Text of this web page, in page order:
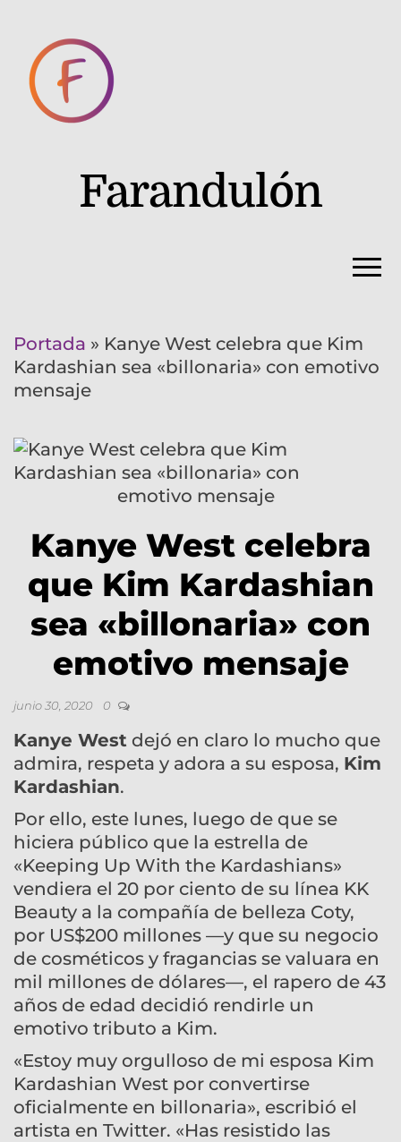
Farandulón
Portada » Kanye West celebra que Kim
Kardashian sea «billonaria» con emotivo
mensaje
Kanye West celebra
que Kim Kardashian
sea «billonaria» con
emotivo mensaje
junio 30, 2020 0
Kanye West dejó en claro lo mucho que
admira, respeta y adora a su esposa, Kim
Kardashian.
Por ello, este lunes, luego de que se
hiciera público que la estrella de
«Keeping Up With the Kardashians»
vendiera el 20 por ciento de su línea KK
Beauty a la compañía de belleza Coty,
por US$200 millones —y que su negocio
de cosméticos y fragancias se valuara en
mil millones de dólares—, el rapero de 43
años de edad decidió rendirle un
emotivo tributo a Kim.
«Estoy muy orgulloso de mi esposa Kim
Kardashian West por convertirse
oficialmente en billonaria», escribió el
artista en Twitter. «Has resistido las